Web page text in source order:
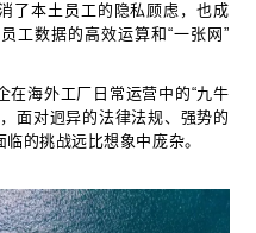
了本土员工的隐私顾虑，也成
工数据的高效运算和“一张网”
在海外工厂日常运营中的“九牛
面对迥异的法律法规、强势的
的挑战远比想象中庞杂。